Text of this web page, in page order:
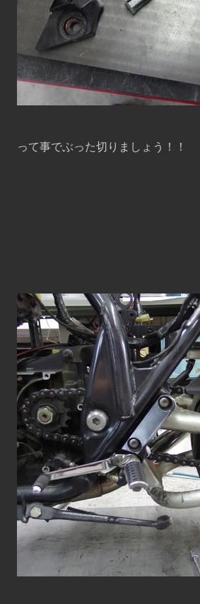
って事でぶった切りましょう！！